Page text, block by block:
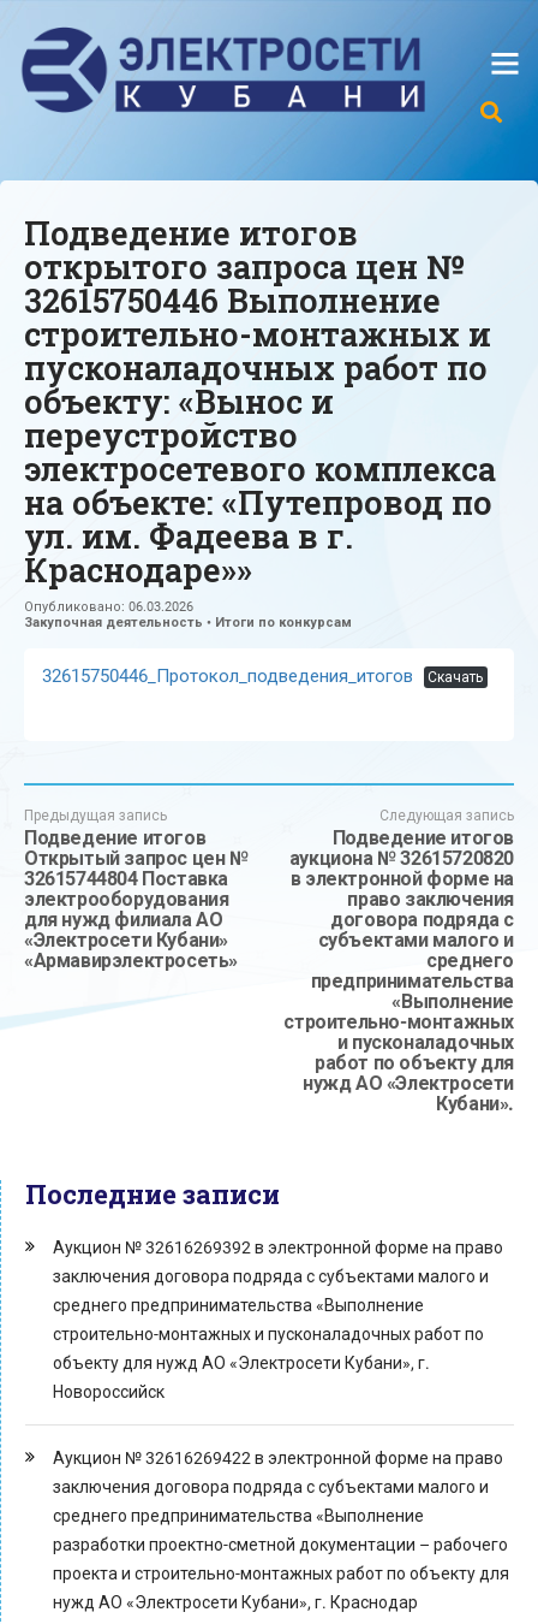
Подведение итогов
открытого запроса цен №
32615750446 Выполнение
строительно-монтажных и
пусконаладочных работ по
объекту: «Вынос и
переустройство
электросетевого комплекса
на объекте: «Путепровод по
ул. им. Фадеева в г.
Краснодаре»»
Опубликовано: 06.03.2026
Закупочная деятельность • Итоги по конкурсам
32615750446_Протокол_подведения_итогов Скачать
Предыдущая запись
Подведение итогов
Открытый запрос цен №
32615744804 Поставка
электрооборудования
для нужд филиала АО
«Электросети Кубани»
«Армавирэлектросеть»
Следующая запись
Подведение итогов
аукциона № 32615720820
в электронной форме на
право заключения
договора подряда с
субъектами малого и
среднего
предпринимательства
«Выполнение
строительно-монтажных
и пусконаладочных
работ по объекту для
нужд АО «Электросети
Кубани».
Последние записи
Аукцион № 32616269392 в электронной форме на право
заключения договора подряда с субъектами малого и
среднего предпринимательства «Выполнение
строительно-монтажных и пусконаладочных работ по
объекту для нужд АО «Электросети Кубани», г.
Новороссийск
Аукцион № 32616269422 в электронной форме на право
заключения договора подряда с субъектами малого и
среднего предпринимательства «Выполнение
разработки проектно-сметной документации – рабочего
проекта и строительно-монтажных работ по объекту для
нужд АО «Электросети Кубани», г. Краснодар